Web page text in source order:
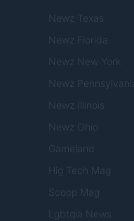
Newz Texas
Newz Florida
Newz New York
Newz Pennsylvania
Newz Illinois
Newz Ohio
Gameland
Hig Tech Mag
Scoop Mag
Lgbtqia News